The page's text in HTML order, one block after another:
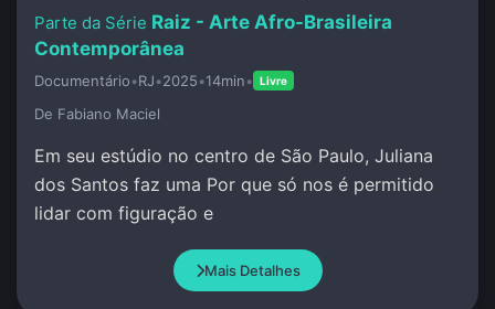
Raiz - Arte Afro-Brasileira
Contemporânea
Documentário•RJ•2025•14min• Livre
De Fabiano Maciel
Em seu estúdio no centro de São Paulo, Juliana
dos Santos faz uma Por que só nos é permitido
lidar com figuração e
Mais Detalhes